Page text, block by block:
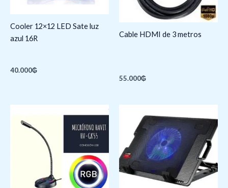
Cooler 12×12 LED Sate luz
azul 16R
40.000₲
Cable HDMI de 3 metros
55.000₲